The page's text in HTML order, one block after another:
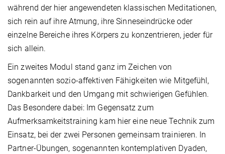
während der hier angewendeten klassischen Meditationen,
sich rein auf ihre Atmung, ihre Sinneseindrücke oder
einzelne Bereiche ihres Körpers zu konzentrieren, jeder für
sich allein.
Ein zweites Modul stand ganz im Zeichen von
sogenannten sozio-affektiven Fähigkeiten wie Mitgefühl,
Dankbarkeit und den Umgang mit schwierigen Gefühlen.
Das Besondere dabei: Im Gegensatz zum
Aufmerksamkeitstraining kam hier eine neue Technik zum
Einsatz, bei der zwei Personen gemeinsam trainieren. In
Partner-Übungen, sogenannten kontemplativen Dyaden,